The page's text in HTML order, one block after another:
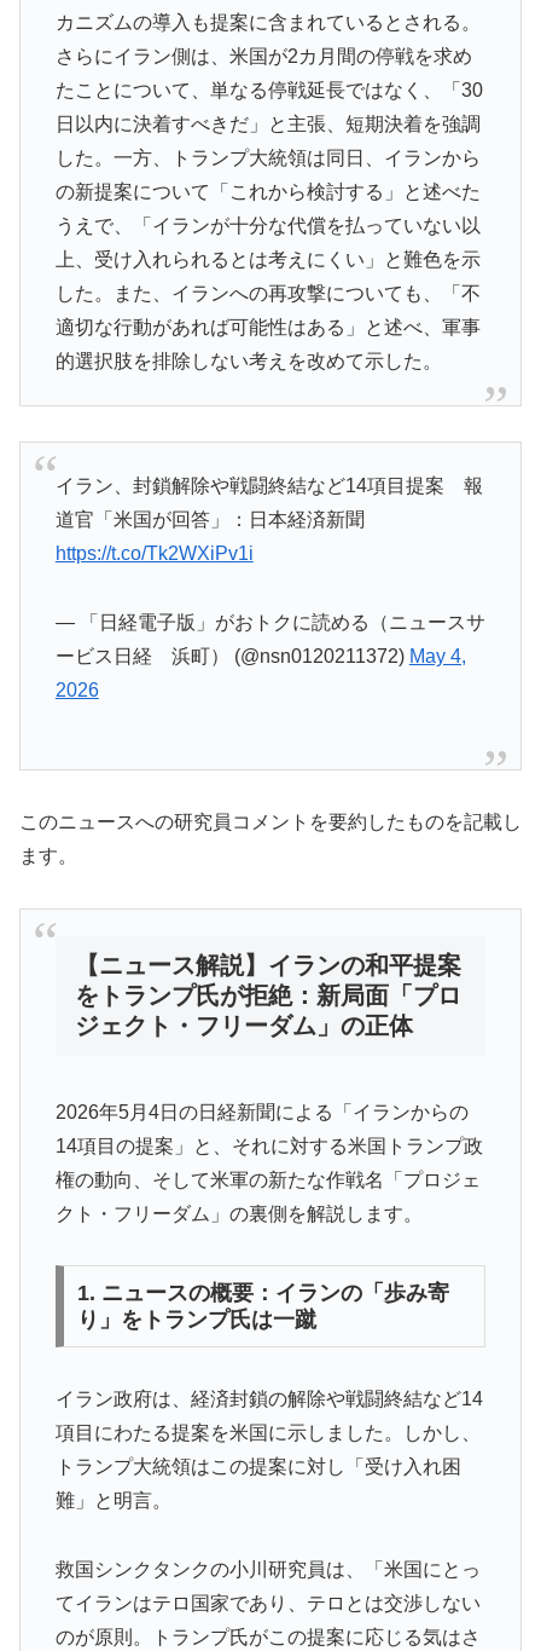
カニズムの導入も提案に含まれているとされる。
さらにイラン側は、米国が2カ月間の停戦を求め
たことについて、単なる停戦延長ではなく、「30
日以内に決着すべきだ」と主張、短期決着を強調
した。一方、トランプ大統領は同日、イランから
の新提案について「これから検討する」と述べた
うえで、「イランが十分な代償を払っていない以
上、受け入れられるとは考えにくい」と難色を示
した。また、イランへの再攻撃についても、「不
適切な行動があれば可能性はある」と述べ、軍事
的選択肢を排除しない考えを改めて示した。
イラン、封鎖解除や戦闘終結など14項目提案 報
道官「米国が回答」：日本経済新聞
https://t.co/Tk2WXiPv1i
— 「日経電子版」がおトクに読める（ニュースサ
ービス日経 浜町） (@nsn0120211372) May 4,
2026
このニュースへの研究員コメントを要約したものを記載し
ます。
【ニュース解説】イランの和平提案
をトランプ氏が拒絶：新局面「プロ
ジェクト・フリーダム」の正体
2026年5月4日の日経新聞による「イランからの
14項目の提案」と、それに対する米国トランプ政
権の動向、そして米軍の新たな作戦名「プロジェ
クト・フリーダム」の裏側を解説します。
1. ニュースの概要：イランの「歩み寄
り」をトランプ氏は一蹴
イラン政府は、経済封鎖の解除や戦闘終結など14
項目にわたる提案を米国に示しました。しかし、
トランプ大統領はこの提案に対し「受け入れ困
難」と明言。
救国シンクタンクの小川研究員は、「米国にとっ
てイランはテロ国家であり、テロとは交渉しない
のが原則。トランプ氏がこの提案に応じる気はさ